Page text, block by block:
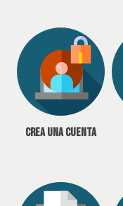
Crea una cuenta